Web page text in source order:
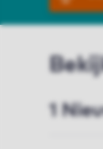
1